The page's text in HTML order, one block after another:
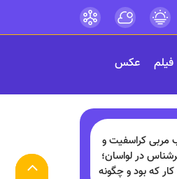
فیلم عکس
کراسفیت و
در لواسان؛
که بود و چگونه